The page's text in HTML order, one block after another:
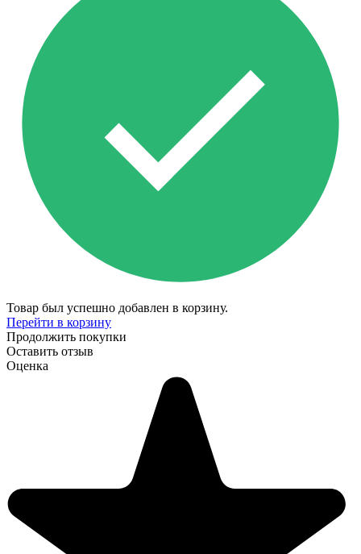
Товар был успешно добавлен в корзину.
Перейти в корзину
Продолжить покупки
Оставить отзыв
Оценка